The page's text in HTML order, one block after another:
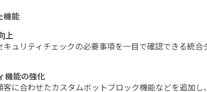
機能
上
ュリティチェックの必要事項を一目で確認できる統
機能の強化
に合わせたカスタムボットブロック機能などを追加し